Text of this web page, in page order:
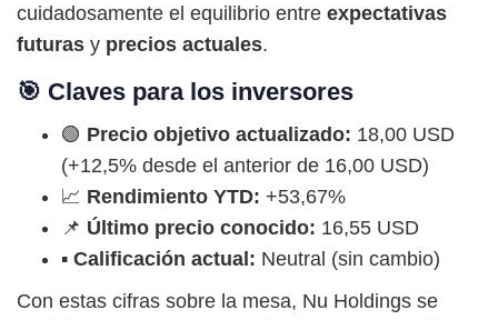
cuidadosamente el equilibrio entre expectativas
futuras y precios actuales.
🎯 Claves para los inversores
🟢 Precio objetivo actualizado: 18,00 USD
(+12,5% desde el anterior de 16,00 USD)
📈 Rendimiento YTD: +53,67%
📌 Último precio conocido: 16,55 USD
▪️ Calificación actual: Neutral (sin cambio)
Con estas cifras sobre la mesa, Nu Holdings se